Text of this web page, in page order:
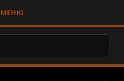
МЕНЮ